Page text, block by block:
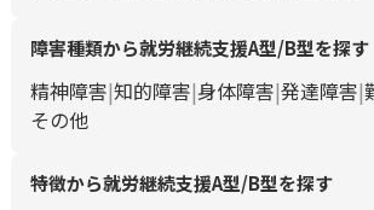
障害種類から就労継続支援A型/B型を探す
精神障害 知的障害 身体障害 発達障害
その他
特徴から就労継続支援A型/B型を探す